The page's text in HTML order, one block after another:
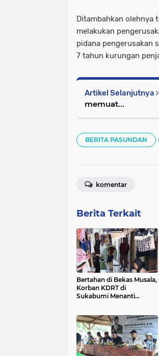
Ditambahkan olehnya
melakukan
pidana pengerusakan
7 tahun kurungan
Artikel Selanjutnya
memuat...
BERITA PASUNDAN
komentar
Berita Terkait
Bertahan di Bekas Musala,
Korban KDRT di
Sukabumi Menanti